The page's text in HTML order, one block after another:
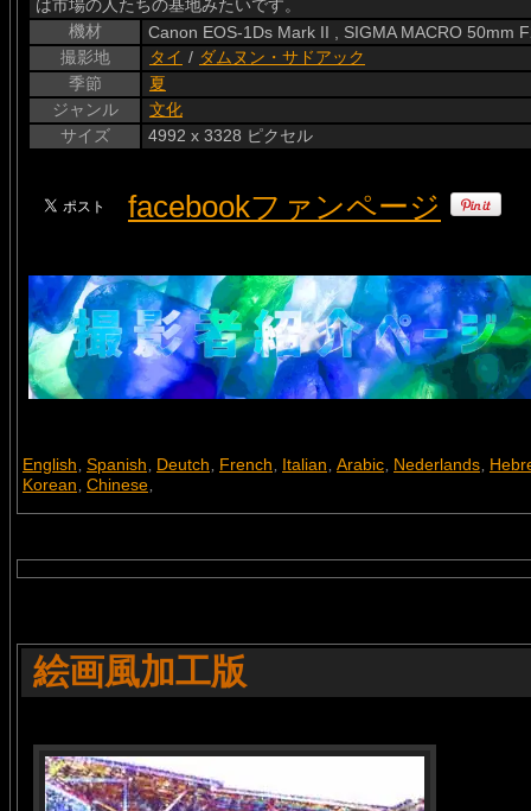
は市場の人たちの基地みたいです。
機材
Canon EOS-1Ds Mark II , SIGMA MACRO 50mm
撮影地
タイ / ダムヌン・サドアック
季節
夏
ジャンル
文化
サイズ
4992 x 3328 ピクセル
facebookファンページ
English, Spanish, Deutch, French, Italian, Arabic, Nederlands,
Korean, Chinese,
絵画風加工版